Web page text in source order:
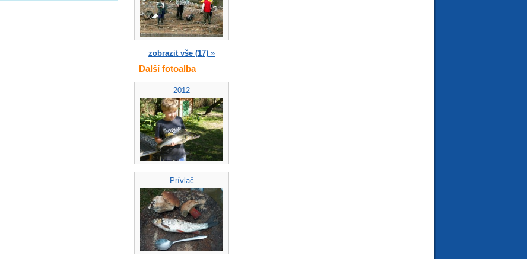
zobrazit vše (17) »
Další fotoalba
2012
Prívlač